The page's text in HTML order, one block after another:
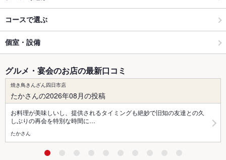
コースで選ぶ
個室・設備
グルメ・宴会のお店の最新口コミ
焼き鳥きんざん四日市店
たかさんの2026年08月の投稿
お料理が美味しいし、提供されるタイミングも絶妙で旧知の友達との久
しぶりの再会を特別な時間に…
たかさん